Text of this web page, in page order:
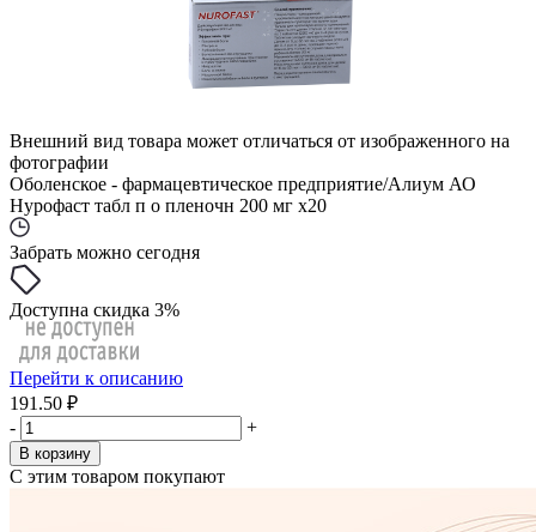
Внешний вид товара может отличаться от изображенного на
фотографии
Оболенское - фармацевтическое предприятие/Алиум АО
Нурофаст табл п о пленочн 200 мг x20
Забрать можно сегодня
Доступна скидка 3%
Перейти к описанию
191.50 ₽
-
+
В корзину
С этим товаром покупают